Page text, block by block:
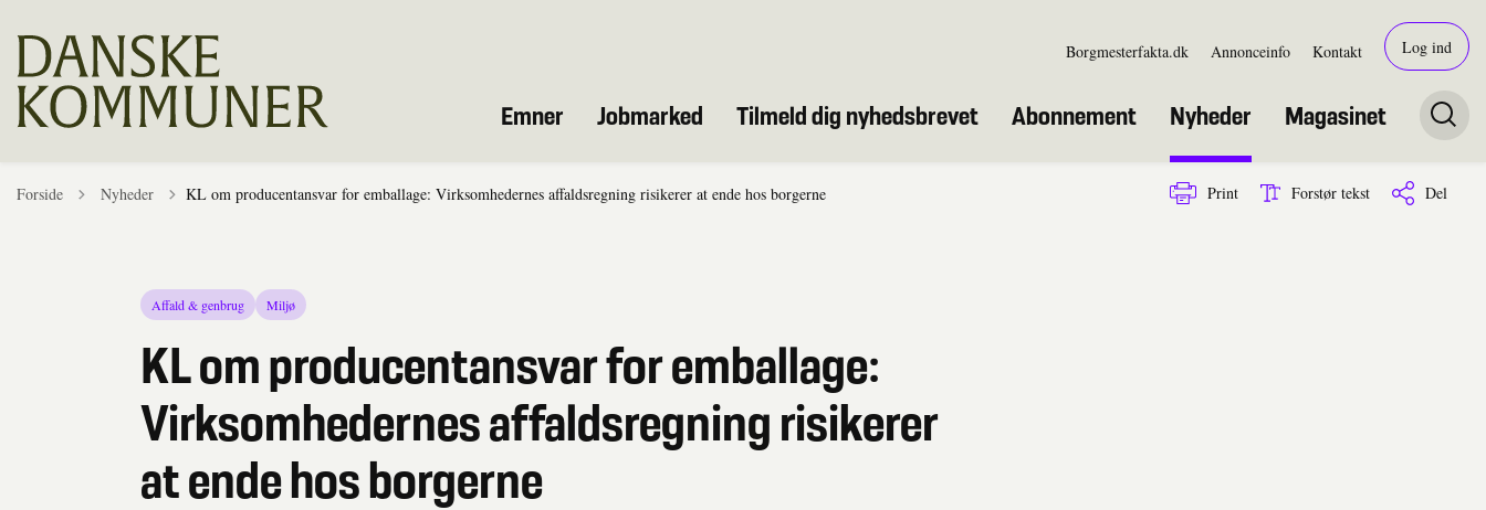
Borgmesterfakta.dk Annonceinfo Kontakt Log ind
Emner Jobmarked Tilmeld dig nyhedsbrevet Abonnement Nyheder Magasinet
Forside Tilbage til
Nyheder KL om producentansvar for emballage: Virksomhedernes affaldsregning risikerer at ende hos borgerne Print Forstør tekst Del
Affald & genbrug Miljø
KL om producentansvar for emballage:
Virksomhedernes affaldsregning risikerer
at ende hos borgerne